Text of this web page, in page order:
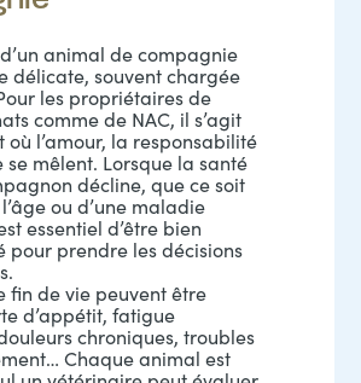
animal de compagnie
délicate, souvent chargée
les propriétaires de
comme de NAC, il s’agit
où l’amour, la responsabilité
se mêlent. Lorsque la santé
décline, que ce soit
ou d’une maladie
essentiel d’être bien
pour prendre les décisions
fin de vie peuvent être
d’appétit, fatigue
chroniques, troubles
Chaque animal est